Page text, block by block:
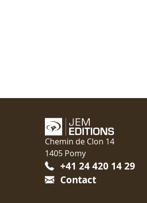
Chemin de Clon 14
1405 Pomy
+41 24 420 14 29
Contact